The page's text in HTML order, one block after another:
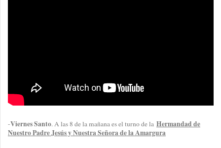
-Viernes Santo. A las 8 de la mañana es el turno de la Hermandad de
Nuestro Padre Jesús y Nuestra Señora de la Amargura